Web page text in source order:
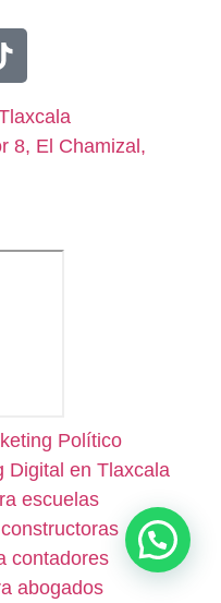
8, El Chamizal,
Político
Digital en Tlaxcala
escuelas
contadores
abogados